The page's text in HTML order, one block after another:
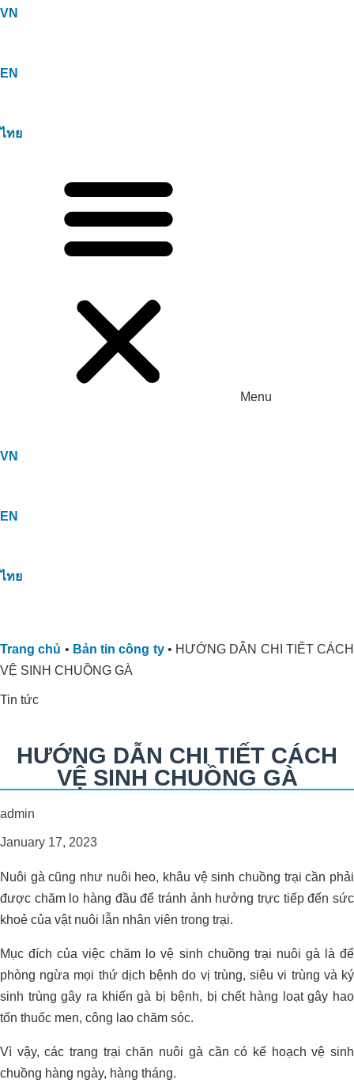
VN
EN
ไทย
Menu
VN
EN
ไทย
Trang chủ • Bản tin công ty• HƯỚNG DẪN CHI TIẾT CÁCH
VỆ SINH CHUỒNG GÀ
Tin tức
HƯỚNG DẪN CHI TIẾT CÁCH
VỆ SINH CHUỒNG GÀ
admin
January 17, 2023
Nuôi gà cũng như nuôi heo, khâu vệ sinh chuồng trại cần phải
được chăm lo hàng đầu để tránh ảnh hưởng trực tiếp đến sức
khoẻ của vật nuôi lẫn nhân viên trong trại.
Mục đích của việc chăm lo vệ sinh chuồng trại nuôi gà là để
phòng ngừa mọi thứ dịch bệnh do vị trùng, siêu vi trùng và ký
sinh trùng gây ra khiến gà bị bệnh, bị chết hàng loạt gây hao
tốn thuốc men, công lao chăm sóc.
Vì vậy, các trang trại chăn nuôi gà cần có kế hoạch vệ sinh
chuồng hàng ngày, hàng tháng.